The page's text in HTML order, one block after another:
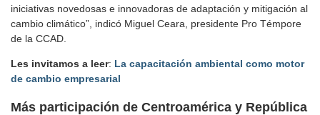
iniciativas novedosas e innovadoras de adaptación y mitigación al
cambio climático”, indicó Miguel Ceara, presidente Pro Témpore
de la CCAD.
Les invitamos a leer: La capacitación ambiental como motor
de cambio empresarial
Más participación de Centroamérica y República